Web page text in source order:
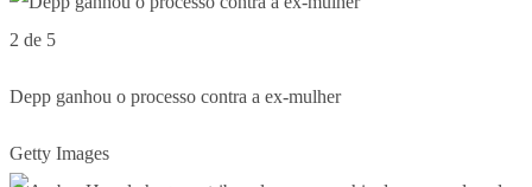
2 de 5
Depp ganhou o processo contra a ex-mulher
Getty Images